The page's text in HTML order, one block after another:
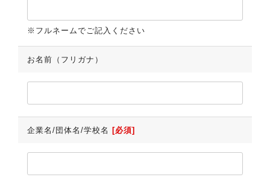
※フルネームでご記入ください
お名前（フリガナ）
企業名/団体名/学校名 [必須]